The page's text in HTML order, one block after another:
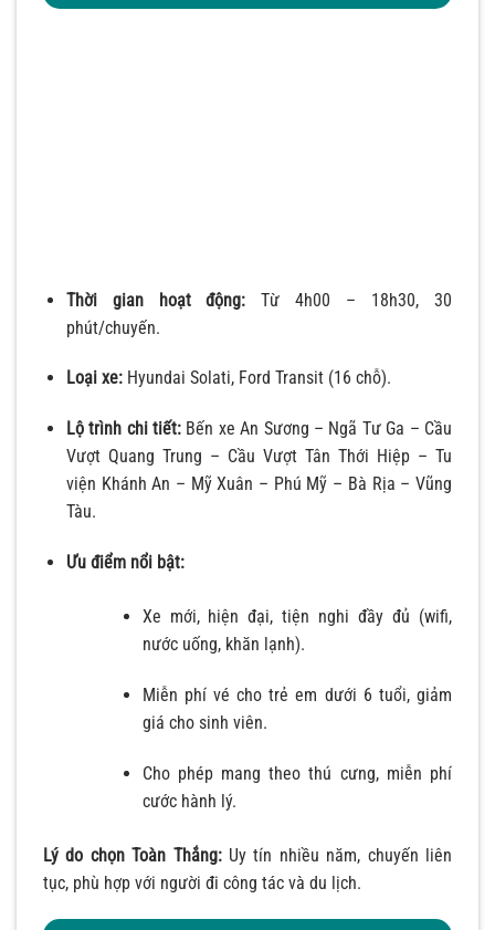
Thời gian hoạt động: Từ 4h00 – 18h30, 30
phút/chuyến.
Loại xe:Hyundai Solati, Ford Transit (16 chỗ).
Lộ trình chi tiết: Bến xe An Sương – Ngã Tư Ga – Cầu
Vượt Quang Trung – Cầu Vượt Tân Thới Hiệp – Tu
viện Khánh An – Mỹ Xuân – Phú Mỹ – Bà Rịa – Vũng
Tàu.
Ưu điểm nổi bật:
Xe mới, hiện đại, tiện nghi đầy đủ (wifi,
nước uống, khăn lạnh).
Miễn phí vé cho trẻ em dưới 6 tuổi, giảm
giá cho sinh viên.
Cho phép mang theo thú cưng, miễn phí
cước hành lý.
Lý do chọn Toàn Thắng:Uy tín nhiều năm, chuyến liên
tục, phù hợp với người đi công tác và du lịch.